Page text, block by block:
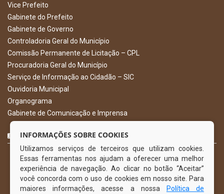
Vice Prefeito
Gabinete do Prefeito
Gabinete de Governo
Controladoria Geral do Município
Comissão Permanente de Licitação – CPL
Procuradoria Geral do Município
Serviço de Informação ao Cidadão – SIC
Ouvidoria Municipal
Organograma
Gabinete de Comunicação e Imprensa
CURTA NOSSA FAN PAGE
INFORMAÇÕES SOBRE COOKIES
Utilizamos serviços de terceiros que utilizam cookies.
Essas ferramentas nos ajudam a oferecer uma melhor
experiência de navegação. Ao clicar no botão “Aceitar”
você concorda com o uso de cookies em nosso site. Para
maiores informações, acesse a nossa
Política de